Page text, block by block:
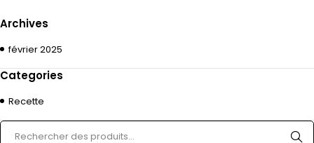
Archives
février 2025
Categories
Recette